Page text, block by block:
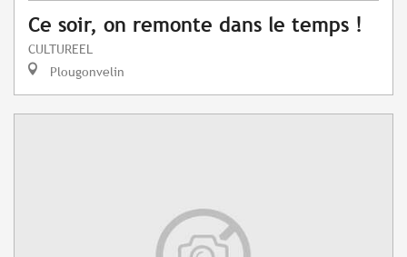
Ce soir, on remonte dans le temps !
CULTUREEL
Plougonvelin